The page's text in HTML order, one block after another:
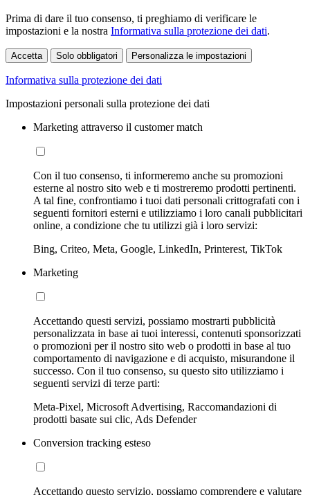
Prima di dare il tuo consenso, ti preghiamo di verificare le
impostazioni e la nostra Informativa sulla protezione dei dati.
Accetta Solo obbligatori Personalizza le impostazioni
Informativa sulla protezione dei dati
Impostazioni personali sulla protezione dei dati
Marketing attraverso il customer match
Con il tuo consenso, ti informeremo anche su promozioni
esterne al nostro sito web e ti mostreremo prodotti pertinenti.
A tal fine, confrontiamo i tuoi dati personali crittografati con i
seguenti fornitori esterni e utilizziamo i loro canali pubblicitari
online, a condizione che tu utilizzi già i loro servizi:
Bing, Criteo, Meta, Google, LinkedIn, Printerest, TikTok
Marketing
Accettando questi servizi, possiamo mostrarti pubblicità
personalizzata in base ai tuoi interessi, contenuti sponsorizzati
o promozioni per il nostro sito web o prodotti in base al tuo
comportamento di navigazione e di acquisto, misurandone il
successo. Con il tuo consenso, su questo sito utilizziamo i
seguenti servizi di terze parti:
Meta-Pixel, Microsoft Advertising, Raccomandazioni di
prodotti basate sui clic, Ads Defender
Conversion tracking esteso
Accettando questo servizio, possiamo comprendere e valutare